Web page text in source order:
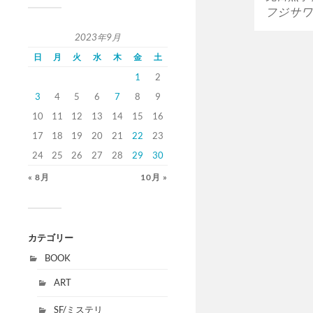
2023年9月
日 月 火 水 木 金 土
1
2
3
4 5 6 7 8
9
10
11 12 13 14 15
16
17
18 19 20 21 22
23
24
25 26 27 28 29 30
« 8月 10月 »
カテゴリー
BOOK
ART
SF/ミステリ
フジサ